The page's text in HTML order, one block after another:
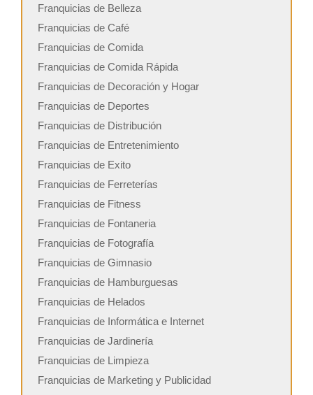
Franquicias de Belleza
Franquicias de Café
Franquicias de Comida
Franquicias de Comida Rápida
Franquicias de Decoración y Hogar
Franquicias de Deportes
Franquicias de Distribución
Franquicias de Entretenimiento
Franquicias de Exito
Franquicias de Ferreterías
Franquicias de Fitness
Franquicias de Fontaneria
Franquicias de Fotografía
Franquicias de Gimnasio
Franquicias de Hamburguesas
Franquicias de Helados
Franquicias de Informática e Internet
Franquicias de Jardinería
Franquicias de Limpieza
Franquicias de Marketing y Publicidad